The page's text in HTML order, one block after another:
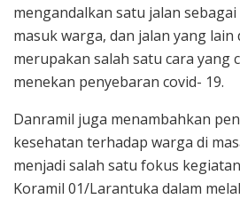
mengandalkan satu jalan
masuk warga, dan jalan yang lain
merupakan salah satu cara yang
menekan penyebaran covid- 19.
Danramil juga menambahkan
kesehatan terhadap warga di
menjadi salah satu fokus
Koramil 01/Larantuka dalam